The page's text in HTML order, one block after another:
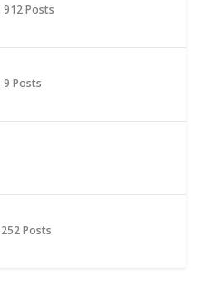
912 Posts
9 Posts
252 Posts